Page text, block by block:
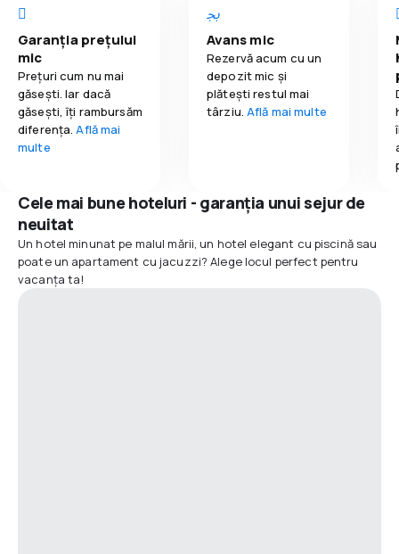
Garanția prețului
mic
Prețuri cum nu mai
găsești. Iar dacă
găseşti, îți rambursăm
diferența.Află mai
multe
Avans mic
Rezervă acum cu un
depozit mic și
plătești restul mai
târziu.Află mai multe
Cele mai bune hoteluri - garanția unui sejur de
neuitat
Un hotel minunat pe malul mării, un hotel elegant cu piscină sau
poate un apartament cu jacuzzi? Alege locul perfect pentru
vacanța ta!